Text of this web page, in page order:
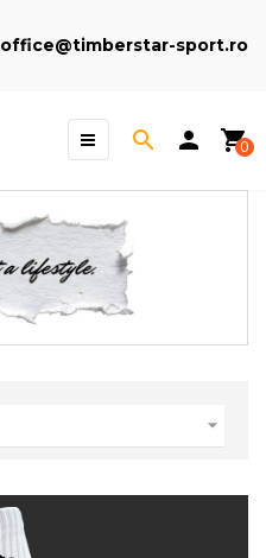
office@timberstar-sport.ro
Toggle
navigation
☰ search person shopping_cart
0
